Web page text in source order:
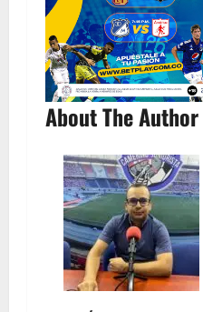
About The Author